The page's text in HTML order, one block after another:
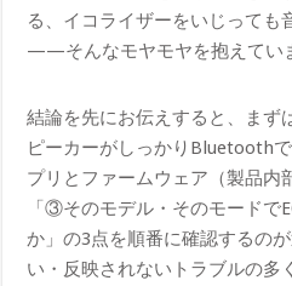
る、イコライザーをいじっても
——そんなモヤモヤを抱えてい
結論を先にお伝えすると、ま
ピーカーがしっかりBluetooth
プリとファームウェア（製品内
「③そのモデル・そのモードで
か」の3点を順番に確認するの
い・反映されないトラブルの多